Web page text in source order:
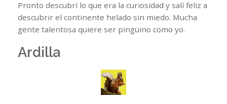
Pronto descubrí lo que era la curiosidad y salí feliz a
descubrir el continente helado sin miedo. Mucha
gente talentosa quiere ser pingüino como yo.
Ardilla